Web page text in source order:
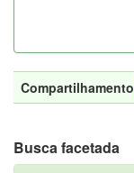
Compartilhamento
Busca facetada